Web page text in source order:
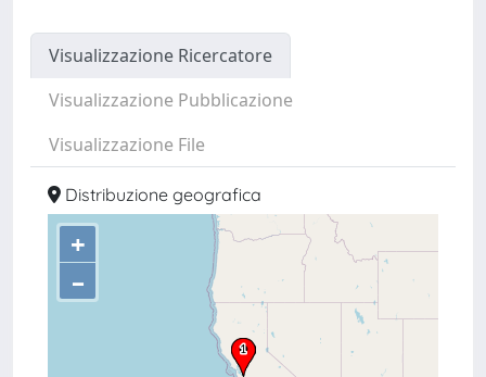
Visualizzazione Ricercatore
Visualizzazione Pubblicazione
Visualizzazione File
Distribuzione geografica
+
–